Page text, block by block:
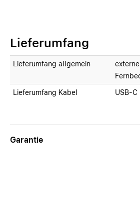
Lieferumfang
Lieferumfang allgemein
Lieferumfang Kabel USB-C
Garantie